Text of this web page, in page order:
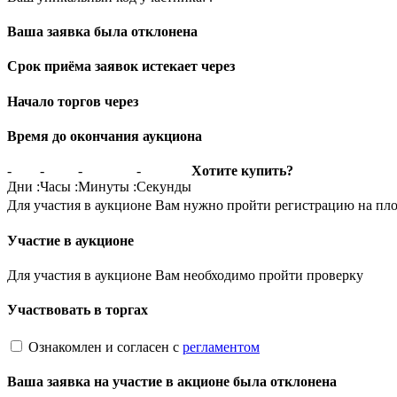
Ваша заявка была отклонена
Срок приёма заявок истекает через
Начало торгов через
Время до окончания аукциона
-
Дни :
-
Часы :
-
Минуты :
-
Секунды
Хотите купить?
Для участия в аукционе Вам нужно пройти регистрацию на
Участие в аукционе
Для участия в аукционе Вам необходимо пройти проверку
Участвовать в торгах
Ознакомлен и согласен с регламентом
Ваша заявка на участие в акционе была отклонена